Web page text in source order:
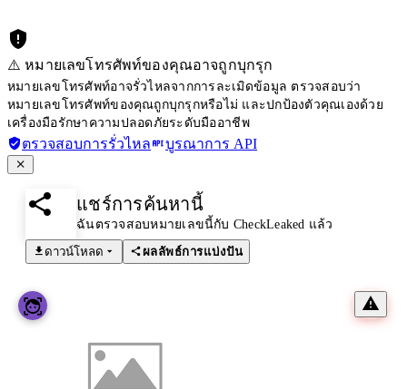
⚠️ หมายเลขโทรศัพท์ของคุณอาจถูกบุกรุก
หมายเลขโทรศัพท์อาจรั่วไหลจากการละเมิดข้อมูล ตรวจสอบว่า
หมายเลขโทรศัพท์ของคุณถูกบุกรุกหรือไม่ และปกป้องตัวคุณเองด้วย
เครื่องมือรักษาความปลอดภัยระดับมืออาชีพ
ตรวจสอบการรั่วไหล บูรณาการ API
แชร์การค้นหานี้
ฉันตรวจสอบหมายเลขนี้กับ CheckLeaked แล้ว
ดาวน์โหลด
ผลลัพธ์การแบ่งปัน